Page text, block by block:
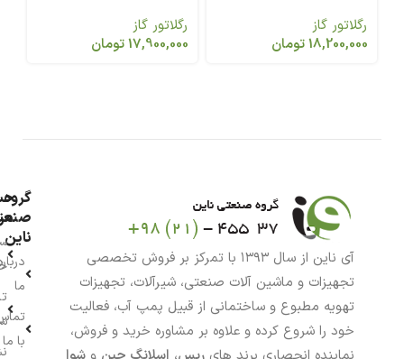
رگلاتور گاز
18,200,000تومان
رگلاتور گاز
17,900,000تومان
آی ناین از سال ۱۳۹۳ با تمرکز بر فروش تخصصی
تجهیزات و ماشین آلات صنعتی، شیرآلات، تجهیزات
تهویه مطبوع و ساختمانی از قبیل پمپ آب، فعالیت
خود را شروع کرده و علاوه بر مشاوره خرید و فروش،
گروه
ناین
ما
با ما